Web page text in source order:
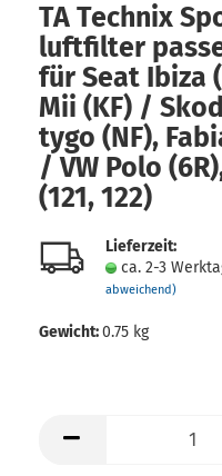
TA Tech­nix
luft­fil­ter
für Seat Ibiza
Mii (KF) /
ty­go (NF),
/ VW Polo
(121, 122)
Lieferzeit:
ca. 2-3
abweichend)
Gewicht:0.75kg